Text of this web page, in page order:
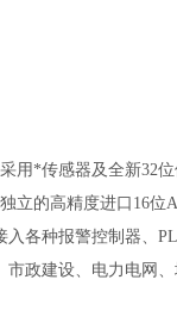
用*传感器及全新32
立的高精度进口16
各种报警控制器、
政建设、电力电网